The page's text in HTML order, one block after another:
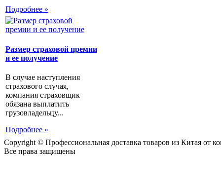
Подробнее »
Размер страховой премии
и ее получение
В случае наступления
страхового случая,
компания страховщик
обязана выплатить
грузовладельцу...
Подробнее »
Copyright © Профессиональная доставка товаров из Китая от
Все права защищены